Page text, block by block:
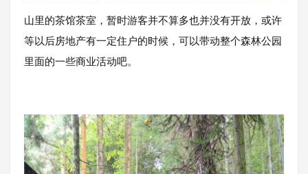
山里的茶馆茶室，暂时游客并不算多也并没有开放，或许
等以后房地产有一定住户的时候，可以带动整个森林公园
里面的一些商业活动吧。